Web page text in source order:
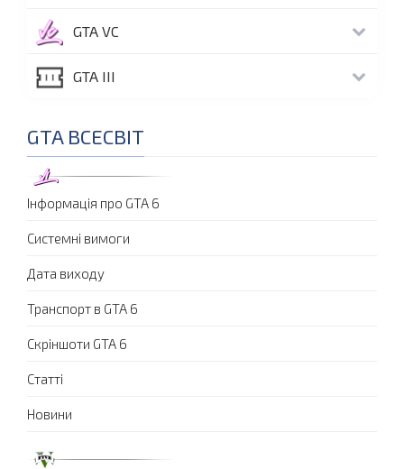
GTA VC
GTA III
GTA ВСЕСВІТ
Інформація про GTA 6
Системні вимоги
Дата виходу
Транспорт в GTA 6
Скріншоти GTA 6
Статті
Новини